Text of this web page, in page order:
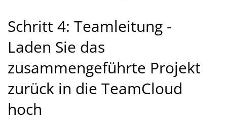
Schritt 4: Teamleitung -
Laden Sie das
zusammengeführte Projekt
zurück in die TeamCloud
hoch